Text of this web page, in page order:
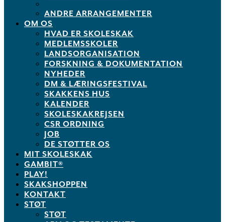
ANDRE ARRANGEMENTER
OM OS
HVAD ER SKOLESKAK
MEDLEMSSKOLER
LANDSORGANISATION
FORSKNING & DOKUMENTATION
NYHEDER
DM & LÆRINGSFESTIVAL
SKAKKENS HUS
KALENDER
SKOLESKAKREJSEN
CSR ORDNING
JOB
DE STØTTER OS
MIT SKOLESKAK
GAMBIT®
PLAY!
SKAKSHOPPEN
KONTAKT
STØT
STØT